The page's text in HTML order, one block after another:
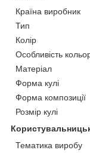
Країна виробник
Тип
Колір
Особливість
Матеріал
Форма кулі
Форма композиції
Розмір кулі
Тематика виробу